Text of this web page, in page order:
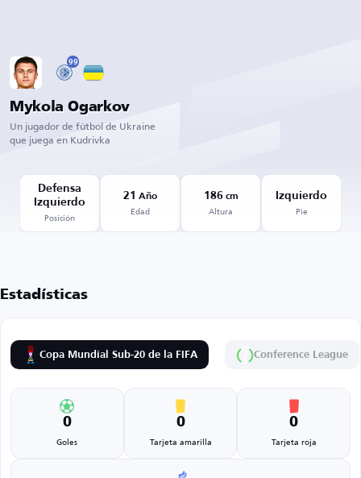
99
Mykola Ogarkov
Un jugador de fútbol de Ukraine
que juega en Kudrivka
Defensa
Izquierdo
Posición
21 Año
Edad
186cm
Altura
Izquierdo
Pie
Estadísticas
Copa Mundial Sub-20 de la FIFA Conference League
0
Goles
0
Tarjeta amarilla
0
Tarjeta roja